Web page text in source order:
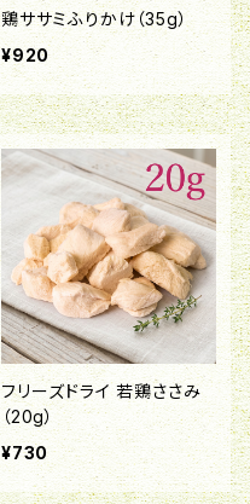
鶏ササミふりかけ（35g）
¥920
フリーズドライ 若鶏ささみ
（20g）
¥730